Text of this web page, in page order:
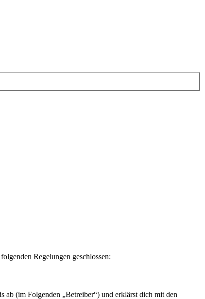
Regelungen geschlossen:
(im Folgenden „Betreiber“) und erklärst dich mit den